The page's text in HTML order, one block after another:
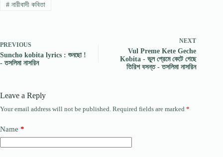
#নারীবাদী কবিতা
PREVIOUS
Suncho kobita lyrics : শুনছো !
- তসলিমা নাসরিন
NEXT
Vul Preme Kete Geche
Kobita - ভুল প্রেমে কেটে গেছে
তিরিশ বসন্ত - তসলিমা নাসরিন
Leave a Reply
Your email address will not be published. Required fields are marked *
Name *